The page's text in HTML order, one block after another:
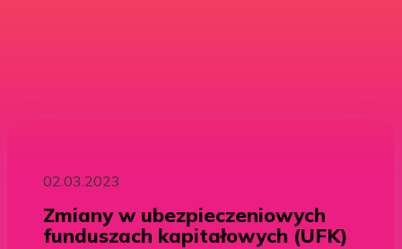
02.03.2023
Zmiany w ubezpieczeniowych
funduszach kapitałowych (UFK)